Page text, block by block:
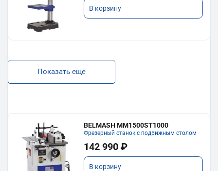
В корзину
Показать еще
BELMASH MM1500ST1000
Фрезерный станок с подвижным столом
142 990 ₽
В корзину